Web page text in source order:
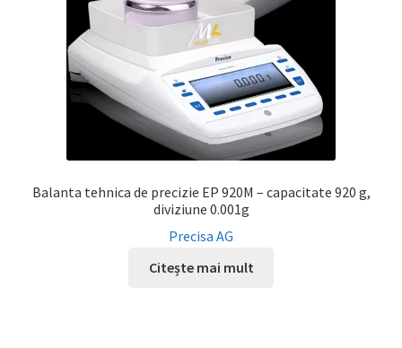
Balanta tehnica de precizie EP 920M – capacitate 920 g,
diviziune 0.001g
Precisa AG
Citește mai mult